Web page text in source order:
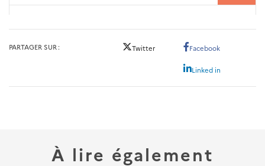
PARTAGER SUR Twitter Facebook
Linked in
À lire également